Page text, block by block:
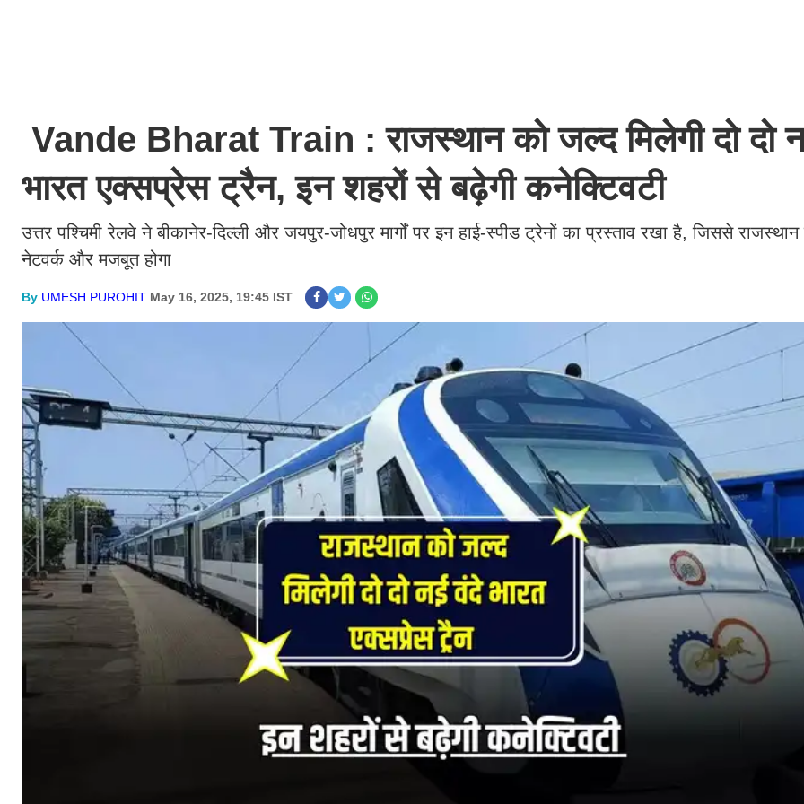
Vande Bharat Train : राजस्थान को जल्द मिलेगी दो दो
भारत एक्सप्रेस ट्रैन, इन शहरों से बढ़ेगी कनेक्टिवटी
उत्तर पश्चिमी रेलवे ने बीकानेर-दिल्ली और जयपुर-जोधपुर मार्गों पर इन हाई-स्पीड ट्रेनों का प्रस्ताव रखा है, जिससे राजस्थान
नेटवर्क और मजबूत होगा
By UMESH PUROHIT May 16, 2025, 19:45 IST